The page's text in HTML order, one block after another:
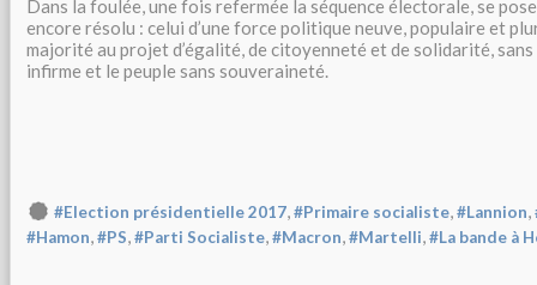
Dans la foulée, une fois refermée la séquence électorale, se
encore résolu : celui d’une force politique neuve, populaire et
majorité au projet d’égalité, de citoyenneté et de solidarité,
infirme et le peuple sans souveraineté.
#Election présidentielle 2017,#Primaire socialiste,#Lannion,
#Hamon,#PS,#Parti Socialiste,#Macron,#Martelli,#La bande à